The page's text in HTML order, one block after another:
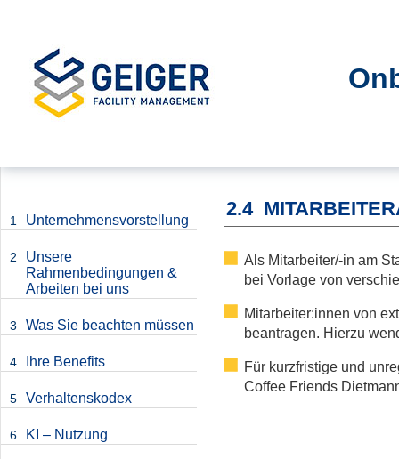
2.4
Als Mitarbeiter/-in am
bei Vorlage von
Mitarbeiter:innen von
beantragen. Hierzu
Für kurzfristige und
Coffee Friends
1 Unternehmensvorstellung
2
Unsere
Rahmenbedingungen &
Arbeiten bei uns
3 Was Sie beachten müssen
4 Ihre Benefits
5 Verhaltenskodex
6 KI – Nutzung